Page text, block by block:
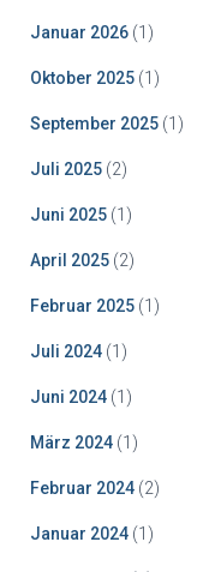
Januar 2026 (1)
Oktober 2025 (1)
September 2025 (1)
Juli 2025 (2)
Juni 2025 (1)
April 2025 (2)
Februar 2025 (1)
Juli 2024 (1)
Juni 2024 (1)
März 2024 (1)
Februar 2024 (2)
Januar 2024 (1)